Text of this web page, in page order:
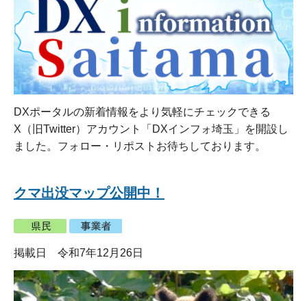
DXポータルの新着情報をより気軽にチェックできる
X（旧Twitter）アカウント「DXインフォ埼玉」を開設し
ました。フォロー・リポストお待ちしております。
クマ出没マップ公開中！
掲載日 令和7年12月26日